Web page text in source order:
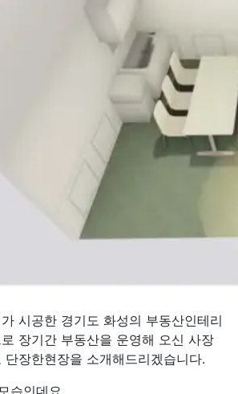
시공한 경기도 화성의 부동산인테리
장기간 부동산을 운영해 오신 사장
장한현장을 소개해드리겠습니다.
습인데요.